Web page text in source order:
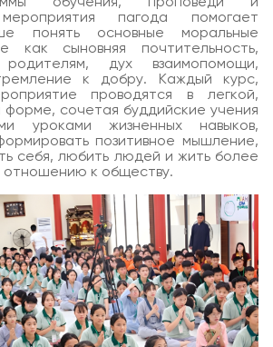
пагода помогает
понять основные моральные
как сыновняя почтительность,
родителям, дух взаимопомощи,
к добру. Каждый курс,
проводятся в легкой,
сочетая буддийские учения
уроками жизненных навыков,
позитивное мышление,
себя, любить людей и жить более
отношению к обществу.